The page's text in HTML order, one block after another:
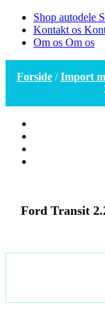
Shop autodele
Kontakt os
Om os Om os
Forside /Import
Ford Transit